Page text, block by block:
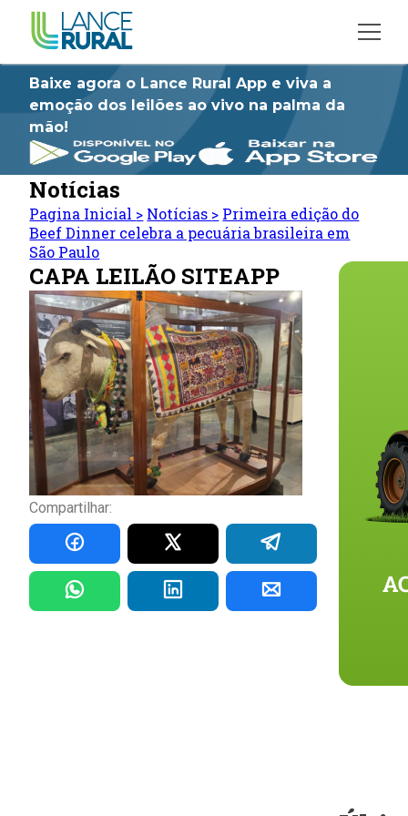
Baixe agora o Lance Rural App e viva a
emoção dos leilões ao vivo na palma da
mão!
Notícias
Pagina Inicial > Notícias > Primeira edição do
Beef Dinner celebra a pecuária brasileira em
São Paulo
CAPA LEILÃO SITEAPP
Compartilhar: